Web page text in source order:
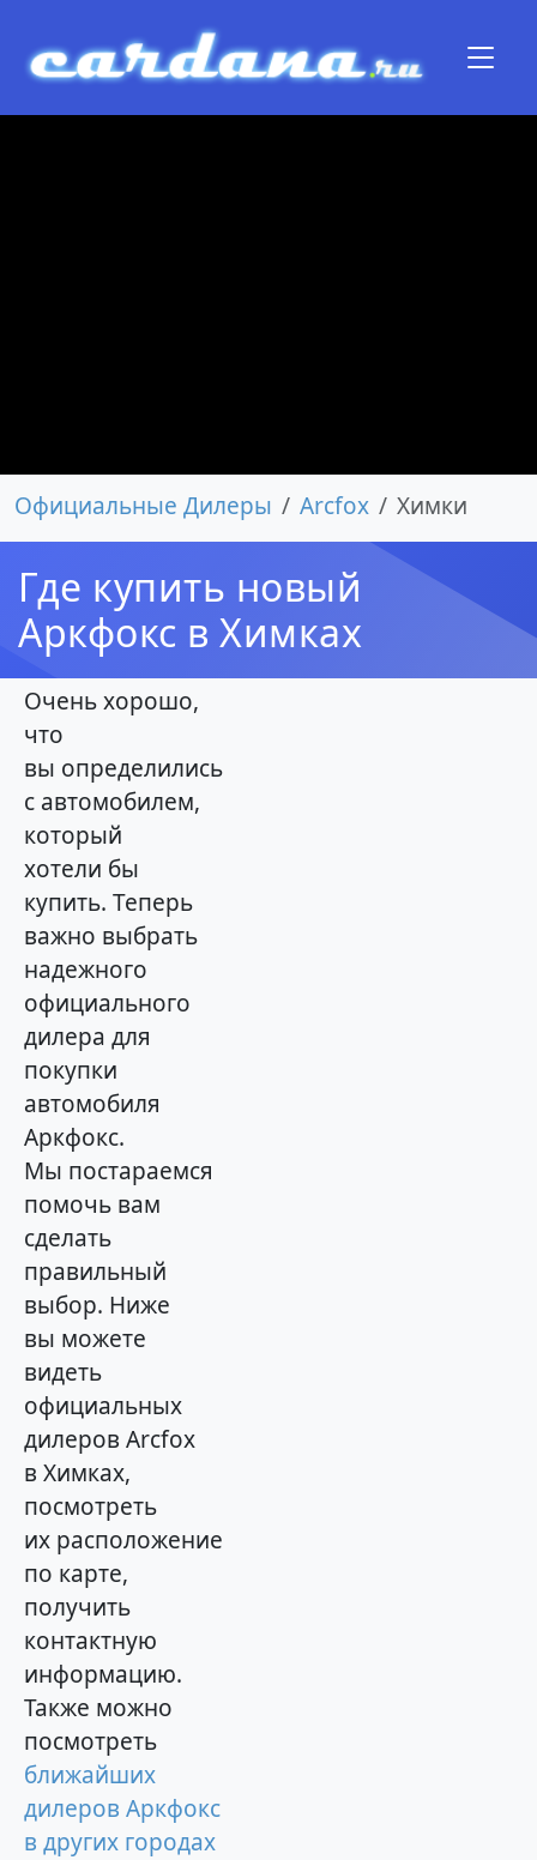
Официальные Дилеры Arcfox Химки
Где купить новый
Аркфокс в Химках
Очень хорошо,
что
вы определились
с автомобилем,
который
хотели бы
купить. Теперь
важно выбрать
надежного
официального
дилера для
покупки
автомобиля
Аркфокс.
Мы постараемся
помочь вам
сделать
правильный
выбор. Ниже
вы можете
видеть
официальных
дилеров Arcfox
в Химках,
посмотреть
их расположение
по карте,
получить
контактную
информацию.
Также можно
посмотреть
ближайших
дилеров Аркфокс
в других городах